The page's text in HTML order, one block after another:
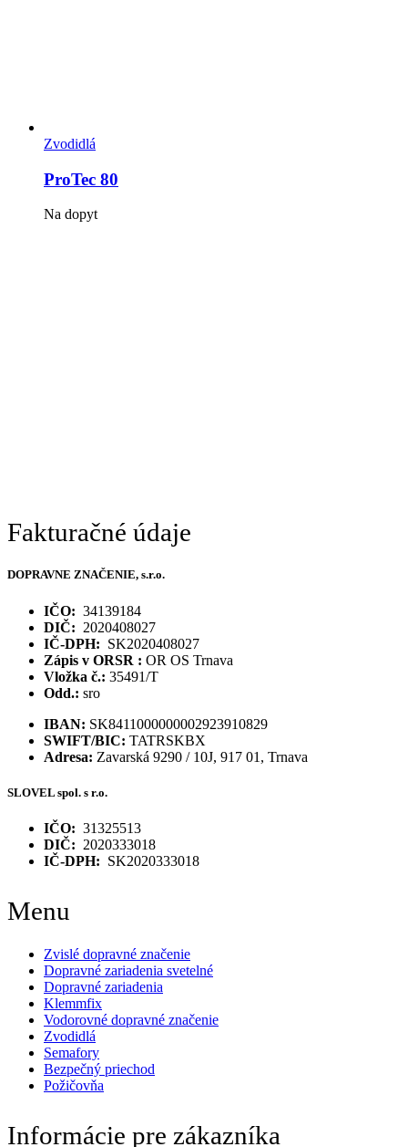
Zvodidlá
ProTec 80
Na dopyt
Fakturačné údaje
DOPRAVNE ZNAČENIE, s.r.o.
IČO: 34139184
DIČ: 2020408027
IČ-DPH: SK2020408027
Zápis v ORSR : OR OS Trnava
Vložka č.: 35491/T
Odd.: sro
IBAN: SK8411000000002923910829
SWIFT/BIC: TATRSKBX
Adresa: Zavarská 9290 / 10J, 917 01, Trnava
SLOVEL spol. s r.o.
IČO: 31325513
DIČ: 2020333018
IČ-DPH: SK2020333018
Menu
Zvislé dopravné značenie
Dopravné zariadenia svetelné
Dopravné zariadenia
Klemmfix
Vodorovné dopravné značenie
Zvodidlá
Semafory
Bezpečný priechod
Požičovňa
Informácie pre zákazníka